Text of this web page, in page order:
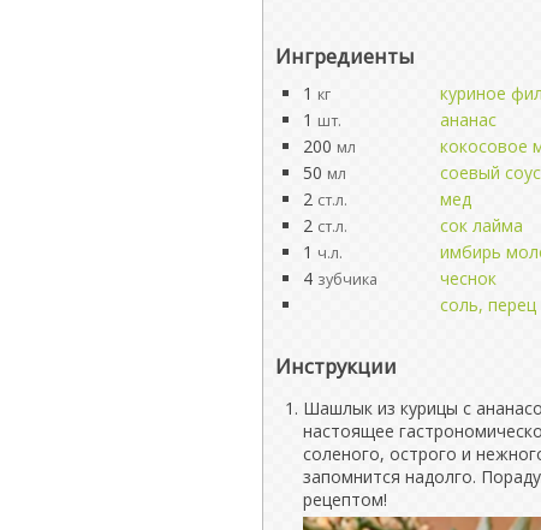
Ингредиенты
1 кг куриное
1 шт.
ананас
200 мл
кокосовое
50 мл
соевый соус
2 ст.л.
мед
2 ст.л.
сок лайма
1 ч.л.
имбирь
4 зубчика
чеснок
соль,
Инструкции
Шашлык из курицы с
настоящее
соленого, острого и
запомнится надолго.
рецептом!